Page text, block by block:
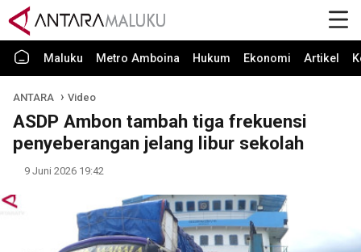
Maluku Metro Amboina Hukum Ekonomi Artikel
ANTARA Video
ASDP Ambon tambah tiga frekuensi
penyeberangan jelang libur sekolah
9 Juni 2026 19:42